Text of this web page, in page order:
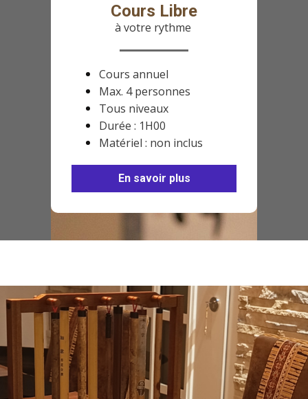
Cours Libre
à votre rythme
Cours annuel
Max. 4 personnes
Tous niveaux
Durée : 1H00
Matériel : non inclus
En savoir plus